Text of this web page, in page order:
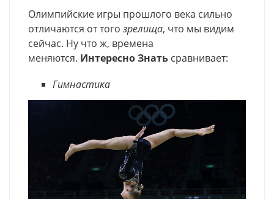
Олимпийские игры прошлого века сильно
отличаются от того зрелища, что мы видим
сейчас. Ну что ж, времена
меняются. Интересно Знать сравнивает:
Гимнастика